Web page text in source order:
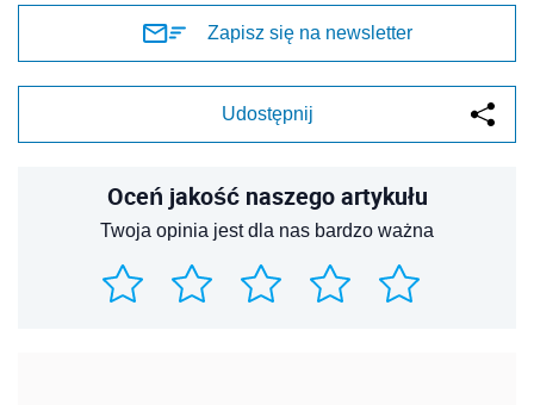
Zapisz się na newsletter
Udostępnij
Oceń jakość naszego artykułu
Twoja opinia jest dla nas bardzo ważna